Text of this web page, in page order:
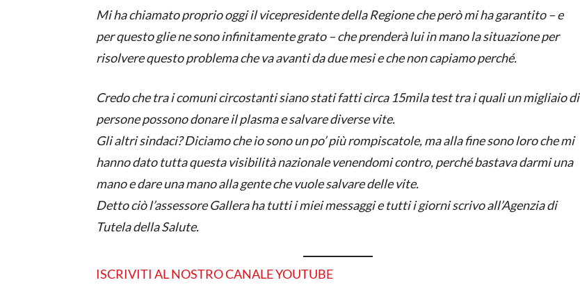
Mi ha chiamato proprio oggi il vicepresidente della Regione che però mi ha garantito – e
per questo glie ne sono infinitamente grato – che prenderà lui in mano la situazione per
risolvere questo problema che va avanti da due mesi e che non capiamo perché.
Credo che tra i comuni circostanti siano stati fatti circa 15mila test tra i quali un migliaio di
persone possono donare il plasma e salvare diverse vite.
Gli altri sindaci? Diciamo che io sono un po’ più rompiscatole, ma alla fine sono loro che mi
hanno dato tutta questa visibilità nazionale venendomi contro, perché bastava darmi una
mano e dare una mano alla gente che vuole salvare delle vite.
Detto ciò l’assessore Gallera ha tutti i miei messaggi e tutti i giorni scrivo all’Agenzia di
Tutela della Salute.
ISCRIVITI AL NOSTRO CANALE YOUTUBE